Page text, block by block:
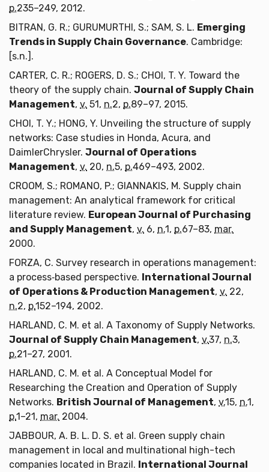
p.235–249, 2012.
BITRAN, G. R.; GURUMURTHI, S.; SAM, S. L. Emerging
Trends in Supply Chain Governance. Cambridge:
[s.n.].
CARTER, C. R.; ROGERS, D. S.; CHOI, T. Y. Toward the
theory of the supply chain. Journal of Supply Chain
Management, v. 51, n.2, p.89–97, 2015.
CHOI, T. Y.; HONG, Y. Unveiling the structure of supply
networks: Case studies in Honda, Acura, and
DaimlerChrysler. Journal of Operations
Management, v. 20, n.5, p.469–493, 2002.
CROOM, S.; ROMANO, P.; GIANNAKIS, M. Supply chain
management: An analytical framework for critical
literature review. European Journal of Purchasing
and Supply Management, v. 6, n.1, p.67–83, mar.
2000.
FORZA, C. Survey research in operations management:
a process‐based perspective. International Journal
of Operations & Production Management, v. 22,
n.2, p.152–194, 2002.
HARLAND, C. M. et al. A Taxonomy of Supply Networks.
Journal of Supply Chain Management, v.37, n.3,
p.21–27, 2001.
HARLAND, C. M. et al. A Conceptual Model for
Researching the Creation and Operation of Supply
Networks. British Journal of Management, v.15, n.1,
p.1–21, mar. 2004.
JABBOUR, A. B. L. D. S. et al. Green supply chain
management in local and multinational high-tech
companies located in Brazil. International Journal